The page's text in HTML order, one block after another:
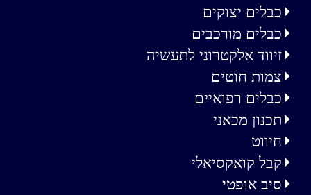
כבלים יצוקים
כבלים מורכבים
זיווד אלקטרוני לתעשיה
צמות חוטים
כבלים רפואיים
תכנון מכאני
חיווט
קבל קואקסיאלי
סיב אופטי